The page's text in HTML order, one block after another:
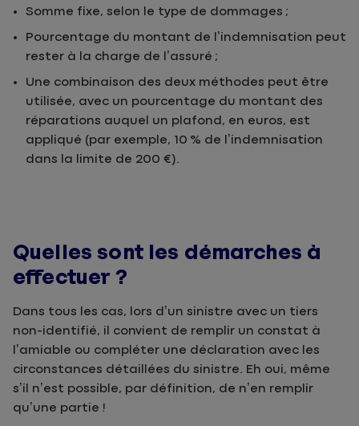
Somme fixe, selon le type de dommages ;
Pourcentage du montant de l’indemnisation peut
rester à la charge de l’assuré ;
Une combinaison des deux méthodes peut être
utilisée, avec un pourcentage du montant des
réparations auquel un plafond, en euros, est
appliqué (par exemple, 10 % de l’indemnisation
dans la limite de 200 €).
Quelles sont les démarches à
effectuer ?
Dans tous les cas, lors d’un sinistre avec un tiers
non-identifié, il convient de remplir un constat à
l’amiable ou compléter une déclaration avec les
circonstances détaillées du sinistre. Eh oui, même
s’il n’est possible, par définition, de n’en remplir
qu’une partie !